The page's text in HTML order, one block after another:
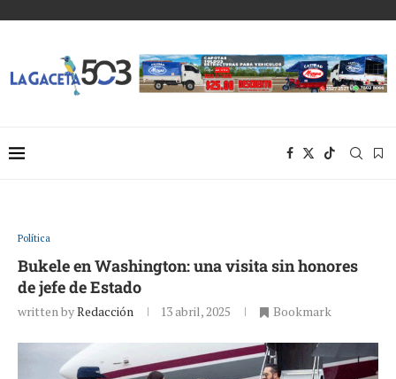
Política
Bukele en Washington: una visita sin honores
de jefe de Estado
written byRedacción 13 abril, 2025 Bookmark